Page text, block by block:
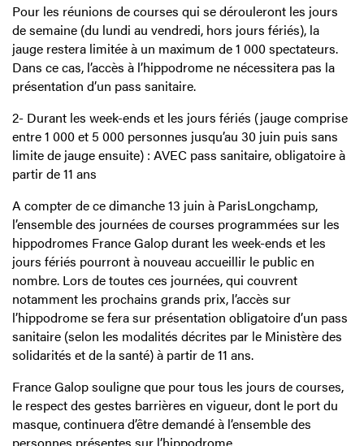
Pour les réunions de courses qui se dérouleront les jours
de semaine (du lundi au vendredi, hors jours fériés), la
jauge restera limitée à un maximum de 1 000 spectateurs.
Dans ce cas, l’accès à l’hippodrome ne nécessitera pas la
présentation d’un pass sanitaire.
2- Durant les week-ends et les jours fériés (jauge comprise
entre 1 000 et 5 000 personnes jusqu’au 30 juin puis sans
limite de jauge ensuite) : AVEC pass sanitaire, obligatoire à
partir de 11 ans
A compter de ce dimanche 13 juin à ParisLongchamp,
l’ensemble des journées de courses programmées sur les
hippodromes France Galop durant les week-ends et les
jours fériés pourront à nouveau accueillir le public en
nombre. Lors de toutes ces journées, qui couvrent
notamment les prochains grands prix, l’accès sur
l’hippodrome se fera sur présentation obligatoire d’un pass
sanitaire (selon les modalités décrites par le Ministère des
solidarités et de la santé) à partir de 11 ans.
France Galop souligne que pour tous les jours de courses,
le respect des gestes barrières en vigueur, dont le port du
masque, continuera d’être demandé à l’ensemble des